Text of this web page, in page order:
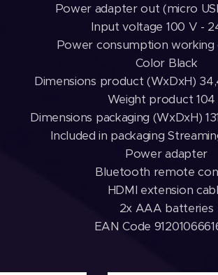
Power adapter out (micro
Input voltage 100 V -
Power consumption working
Color Black
Dimensions product (WxDxH)
Weight product 104
Dimensions packaging (WxDxH)
Included in packaging
Power adapter
Bluetooth remote
HDMI extension
2x AAA batteries
EAN Code